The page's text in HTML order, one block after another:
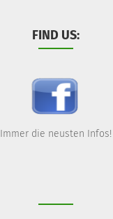
FIND US:
Immer die neusten Infos!